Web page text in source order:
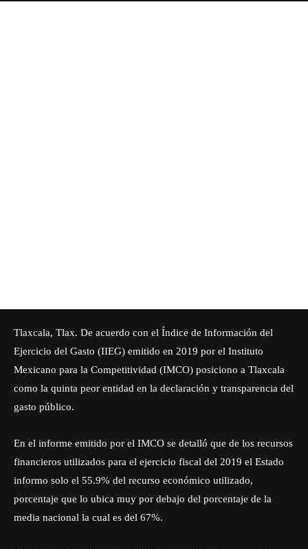
Tlaxcala, Tlax. De acuerdo con el Índice de Información del
Ejercicio del Gasto (IIEG) emitido en 2019 por el Instituto
Mexicano para la Competitividad (IMCO) posiciono a Tlaxcala
como la quinta peor entidad en la declaración y transparencia del
gasto público.
En el informe emitido por el IMCO se detalló que de los recursos
financieros utilizados para el ejercicio fiscal del 2019 el Estado
informo solo el 55.9% del recurso económico utilizado,
porcentaje que lo ubica muy por debajo del porcentaje de la
media nacional la cual es del 67%.